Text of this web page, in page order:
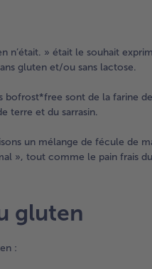
» était le souhait
gluten et/ou sans lactose.
bofrost*free sont de la farine
terre et du sarrasin.
un mélange de fécule de
», tout comme le pain frais
gluten
: